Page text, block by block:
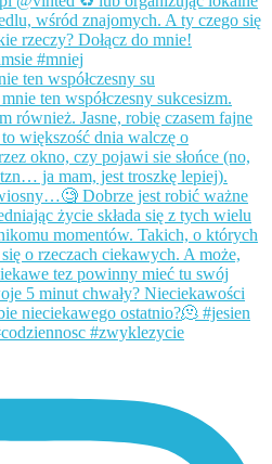
ten współczesny su